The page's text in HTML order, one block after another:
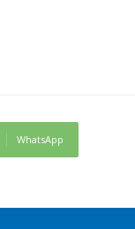
WhatsApp